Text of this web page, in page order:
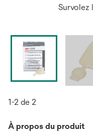
Survolez
1-2 de 2
À propos du produit